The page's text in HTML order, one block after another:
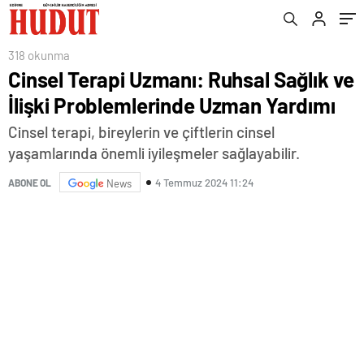
318 okunma
Cinsel Terapi Uzmanı: Ruhsal Sağlık ve
İlişki Problemlerinde Uzman Yardımı
Cinsel terapi, bireylerin ve çiftlerin cinsel
yaşamlarında önemli iyileşmeler sağlayabilir.
ABONE OL News 4 Temmuz 2024 11:24